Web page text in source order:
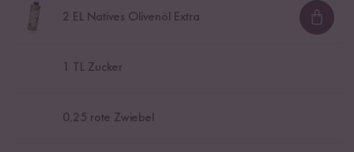
2 EL Natives Olivenöl Extra
1 TL Zucker
0,25 rote Zwiebel